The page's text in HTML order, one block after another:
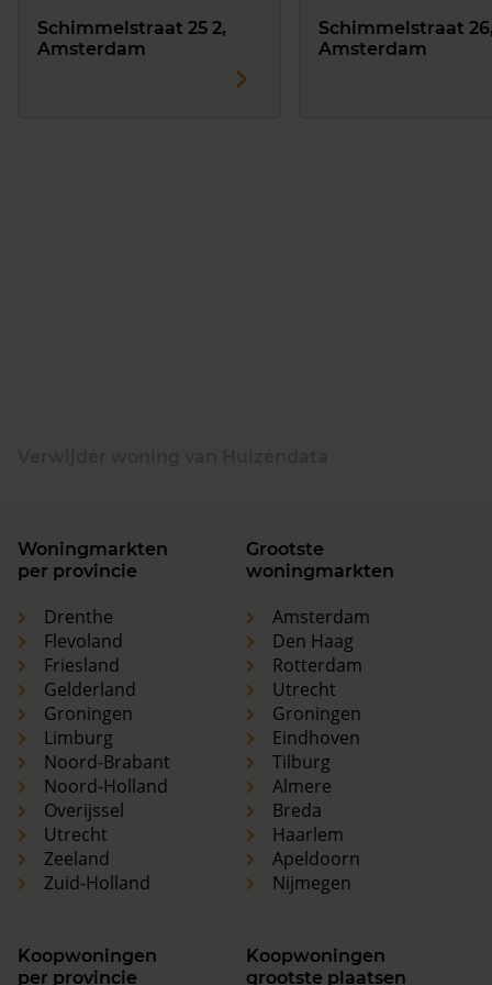
Schimmelstraat 25 2,
Amsterdam
Schimmelstraat
Amsterdam
Woningmarkten
per provincie
Drenthe
Flevoland
Friesland
Gelderland
Groningen
Limburg
Noord-Brabant
Noord-Holland
Overijssel
Utrecht
Zeeland
Zuid-Holland
Grootste
woningmarkten
Amsterdam
Den Haag
Rotterdam
Utrecht
Groningen
Eindhoven
Tilburg
Almere
Breda
Haarlem
Apeldoorn
Nijmegen
Koopwoningen
per provincie
Koopwoningen
grootste plaatsen